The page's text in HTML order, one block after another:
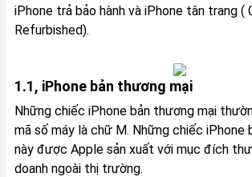
iPhone trả bảo hành và iPhone tân trang (
Refurbished).
1.1, iPhone bản thương mại
Những chiếc iPhone bản thương mại
mã số máy là chữ M. Những chiếc iPhone
này được Apple sản xuất với mục đích
doanh ngoài thị trường.